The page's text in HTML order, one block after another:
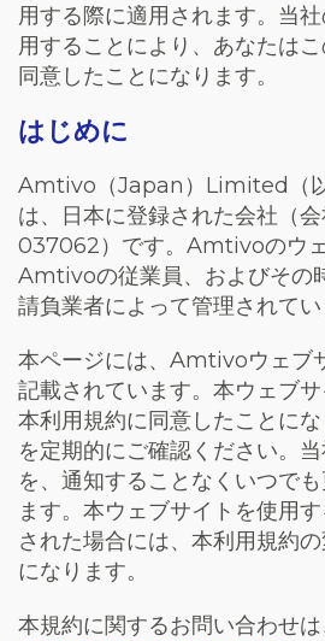
用する際に適用されます。当
用することにより、あなたは
同意したことになります。
はじめに
Amtivo （Japan ） Limited （
は、日本に登録された会社（
037062）です。 Amtivoのウ
Amtivoの従業員、およびその
請負業者によって管理されてい
本ページには、 Amtivoウェブ
記載されています。本ウェブサ
本利用規約に同意したことに
を定期的にご確認ください。
を、通知することなくいつで
ます。本ウェブサイトを使用
された場合には、本利用規約
になります。
本規約に関するお問い合わせは